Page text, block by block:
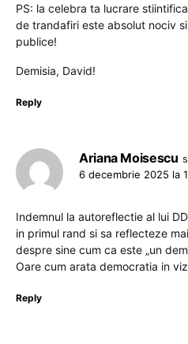
PS: la celebra ta lucrare
de trandafiri este absolut nociv
publice!
Demisia, David!
Reply
Ariana Moisescu
6 decembrie 2025 la
Indemnul la autoreflectie al lui
in primul rand si sa reflecteze
despre sine cum ca este „un
Oare cum arata democratia in
Reply